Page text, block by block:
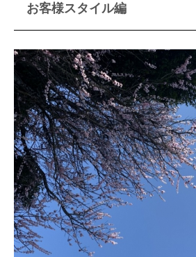
お客様スタイル編